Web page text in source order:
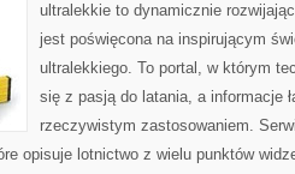
ultralekkie to dynamicznie
jest poświęcona na inspirującym
ultralekkiego. To portal, w którym
się z pasją do latania, a informacje
rzeczywistym zastosowaniem.
opisuje lotnictwo z wielu punktów